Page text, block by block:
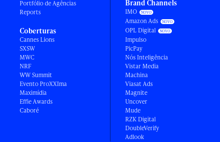
Portfólio de Agências
Reports
Coberturas
Cannes Lions
SXSW
MWC
NRF
WW Summit
Evento ProXXIma
Maximídia
Effie Awards
Caboré
Brand Channels
IMO
Amazon Ads
OPL Digital
Impulso
PicPay
Nós Inteligência
Vistar Media
Machina
Viasat Ads
Magnite
Uncover
Mude
RZK Digital
DoubleVerify
Adlook